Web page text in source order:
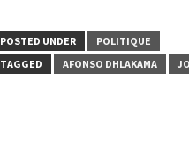
POSTED UNDER
POLITIQUE
TAGGED
AFONSO DHLAKAMA